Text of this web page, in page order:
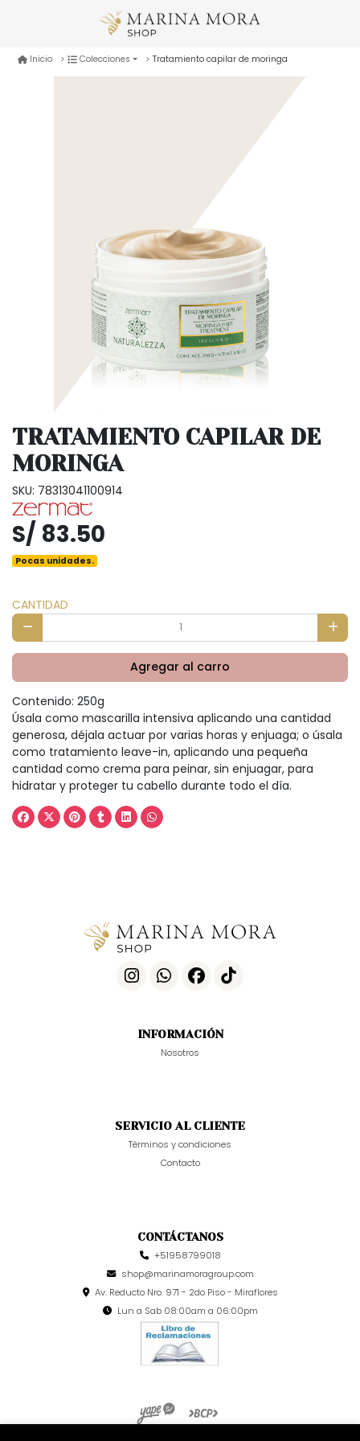
Inicio Colecciones Tratamiento capilar de moringa
TRATAMIENTO CAPILAR DE
MORINGA
SKU: 78313041100914
S/ 83.50
Pocas unidades.
CANTIDAD
Agregar al carro
Contenido: 250g
Úsala como mascarilla intensiva aplicando una cantidad
generosa, déjala actuar por varias horas y enjuaga; o úsala
como tratamiento leave-in, aplicando una pequeña
cantidad como crema para peinar, sin enjuagar, para
hidratar y proteger tu cabello durante todo el día.
INFORMACIÓN
Nosotros
SERVICIO AL CLIENTE
Términos y condiciones
Contacto
CONTÁCTANOS
+51958799018
shop@marinamoragroup.com
Av. Reducto Nro. 971 - 2do Piso - Miraflores
Lun a Sab 08:00am a 06:00pm